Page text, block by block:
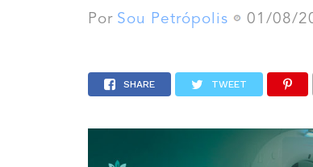
Por Sou Petrópolis 01/08/
SHARE TWEET